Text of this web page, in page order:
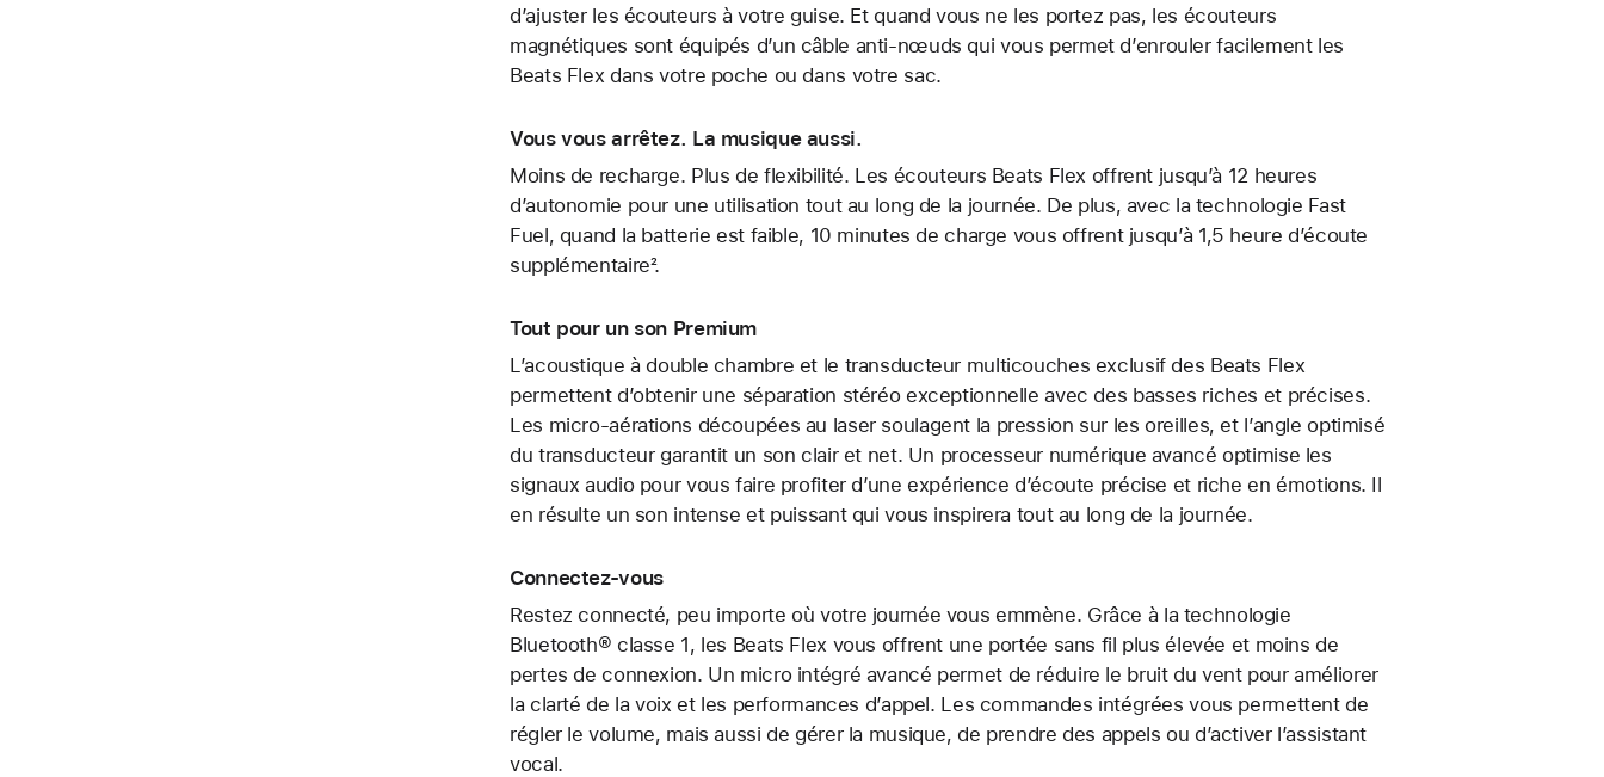
d’ajuster les écouteurs à votre guise. Et quand vous ne les portez pas, les écouteurs
magnétiques sont équipés d’un câble anti-nœuds qui vous permet d’enrouler facilement les
Beats Flex dans votre poche ou dans votre sac.
Vous vous arrêtez. La musique aussi.
Moins de recharge. Plus de flexibilité. Les écouteurs Beats Flex offrent jusqu’à 12 heures
d’autonomie pour une utilisation tout au long de la journée. De plus, avec la technologie Fast
Fuel, quand la batterie est faible, 10 minutes de charge vous offrent jusqu’à 1,5 heure d’écoute
supplémentaire².
Tout pour un son Premium
L’acoustique à double chambre et le transducteur multicouches exclusif des Beats Flex
permettent d’obtenir une séparation stéréo exceptionnelle avec des basses riches et précises.
Les micro-aérations découpées au laser soulagent la pression sur les oreilles, et l’angle optimisé
du transducteur garantit un son clair et net. Un processeur numérique avancé optimise les
signaux audio pour vous faire profiter d’une expérience d’écoute précise et riche en émotions. Il
en résulte un son intense et puissant qui vous inspirera tout au long de la journée.
Connectez-vous
Restez connecté, peu importe où votre journée vous emmène. Grâce à la technologie
Bluetooth® classe 1, les Beats Flex vous offrent une portée sans fil plus élevée et moins de
pertes de connexion. Un micro intégré avancé permet de réduire le bruit du vent pour améliorer
la clarté de la voix et les performances d’appel. Les commandes intégrées vous permettent de
régler le volume, mais aussi de gérer la musique, de prendre des appels ou d’activer l’assistant
vocal.